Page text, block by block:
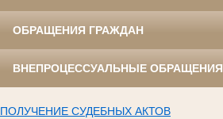
ОБРАЩЕНИЯ ГРАЖДАН
ВНЕПРОЦЕССУАЛЬНЫЕ ОБРАЩЕНИЯ
ПОЛУЧЕНИЕ СУДЕБНЫХ АКТОВ